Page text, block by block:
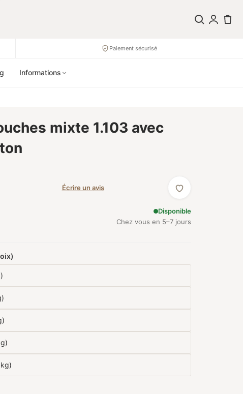
Paiement sécurisé
Informations
mixte 1.103 avec
Écrire un avis
Disponible
Chez vous en 5–7 jours